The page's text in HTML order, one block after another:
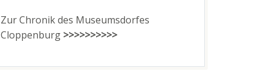
Zur Chronik des Museumsdorfes
Cloppenburg >>>>>>>>>>